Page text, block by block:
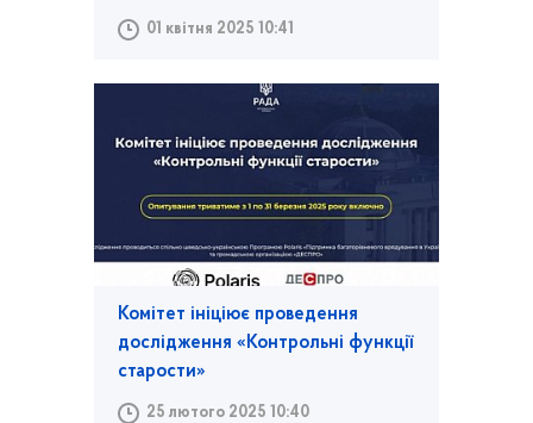
01 квітня 2025 10:41
Комітет ініціює проведення
дослідження «Контрольні функції
старости»
25 лютого 2025 10:40